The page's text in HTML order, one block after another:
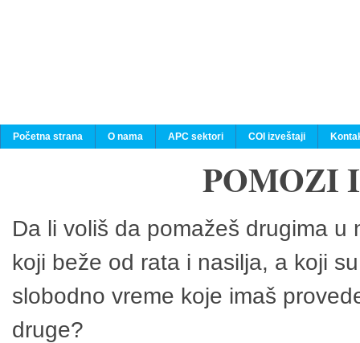
Početna strana O nama APC sektori COI izveštaji
POMOZI
Da li voliš da pomažeš drugima
koji beže od rata i nasilja, a koji
slobodno vreme koje imaš
druge?